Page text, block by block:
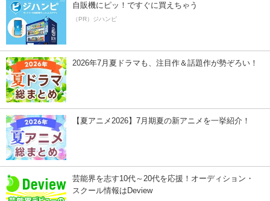
自販機にピッ！ですぐに買えちゃう
（PR）ジハンピ
2026年7月夏ドラマも、注目作＆話題作が勢ぞろい！
【夏アニメ2026】7月期夏の新アニメを一挙紹介！
芸能界を志す10代～20代を応援！オーディション・
スクール情報はDeview